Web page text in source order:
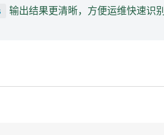
输出结果更清晰，方便运维快速识别